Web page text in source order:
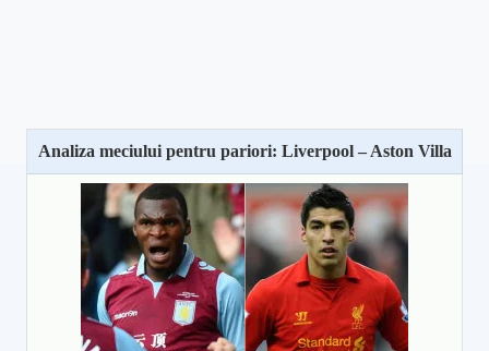
Analiza meciului pentru pariori: Liverpool – Aston Villa